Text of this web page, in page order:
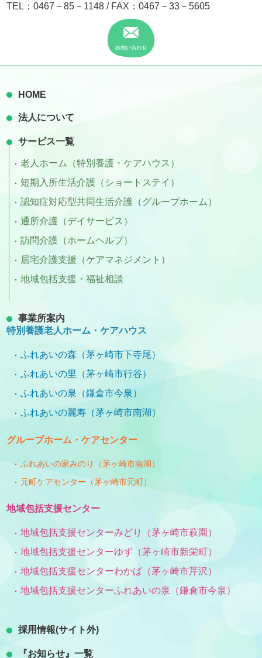
TEL：0467－85－1148 / FAX：0467－33－5605
HOME
法人について
サービス一覧
老人ホーム（特別養護・ケアハウス）
短期入所生活介護（ショートステイ）
認知症対応型共同生活介護（グループホーム）
通所介護（デイサービス）
訪問介護（ホームヘルプ）
居宅介護支援（ケアマネジメント）
地域包括支援・福祉相談
事業所案内
特別養護老人ホーム・ケアハウス
ふれあいの森（茅ヶ崎市下寺尾）
ふれあいの里（茅ヶ崎市行谷）
ふれあいの泉（鎌倉市今泉）
ふれあいの麗寿（茅ヶ崎市南湖）
グループホーム・ケアセンター
ふれあいの家みのり（茅ヶ崎市南湖）
元町ケアセンター（茅ヶ崎市元町）
地域包括支援センター
地域包括支援センターみどり（茅ヶ崎市萩園）
地域包括支援センターゆず（茅ヶ崎市新栄町）
地域包括支援センターわかば（茅ヶ崎市芹沢）
地域包括支援センターふれあいの泉（鎌倉市今泉）
採用情報(サイト外)
『お知らせ』一覧